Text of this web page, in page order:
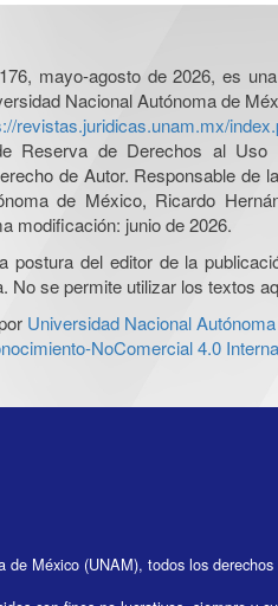
mayo-agosto de 2026, es
Nacional Autónoma de
revistas.juridicas.unam.mx/
Reserva de Derechos al Uso
de Autor. Responsable
de México, Ricardo
modificación: junio de 2026.
del editor de la
se permite utilizar los textos
Universidad Nacional
NoComercial 4.0
de México (UNAM), todos los derechos